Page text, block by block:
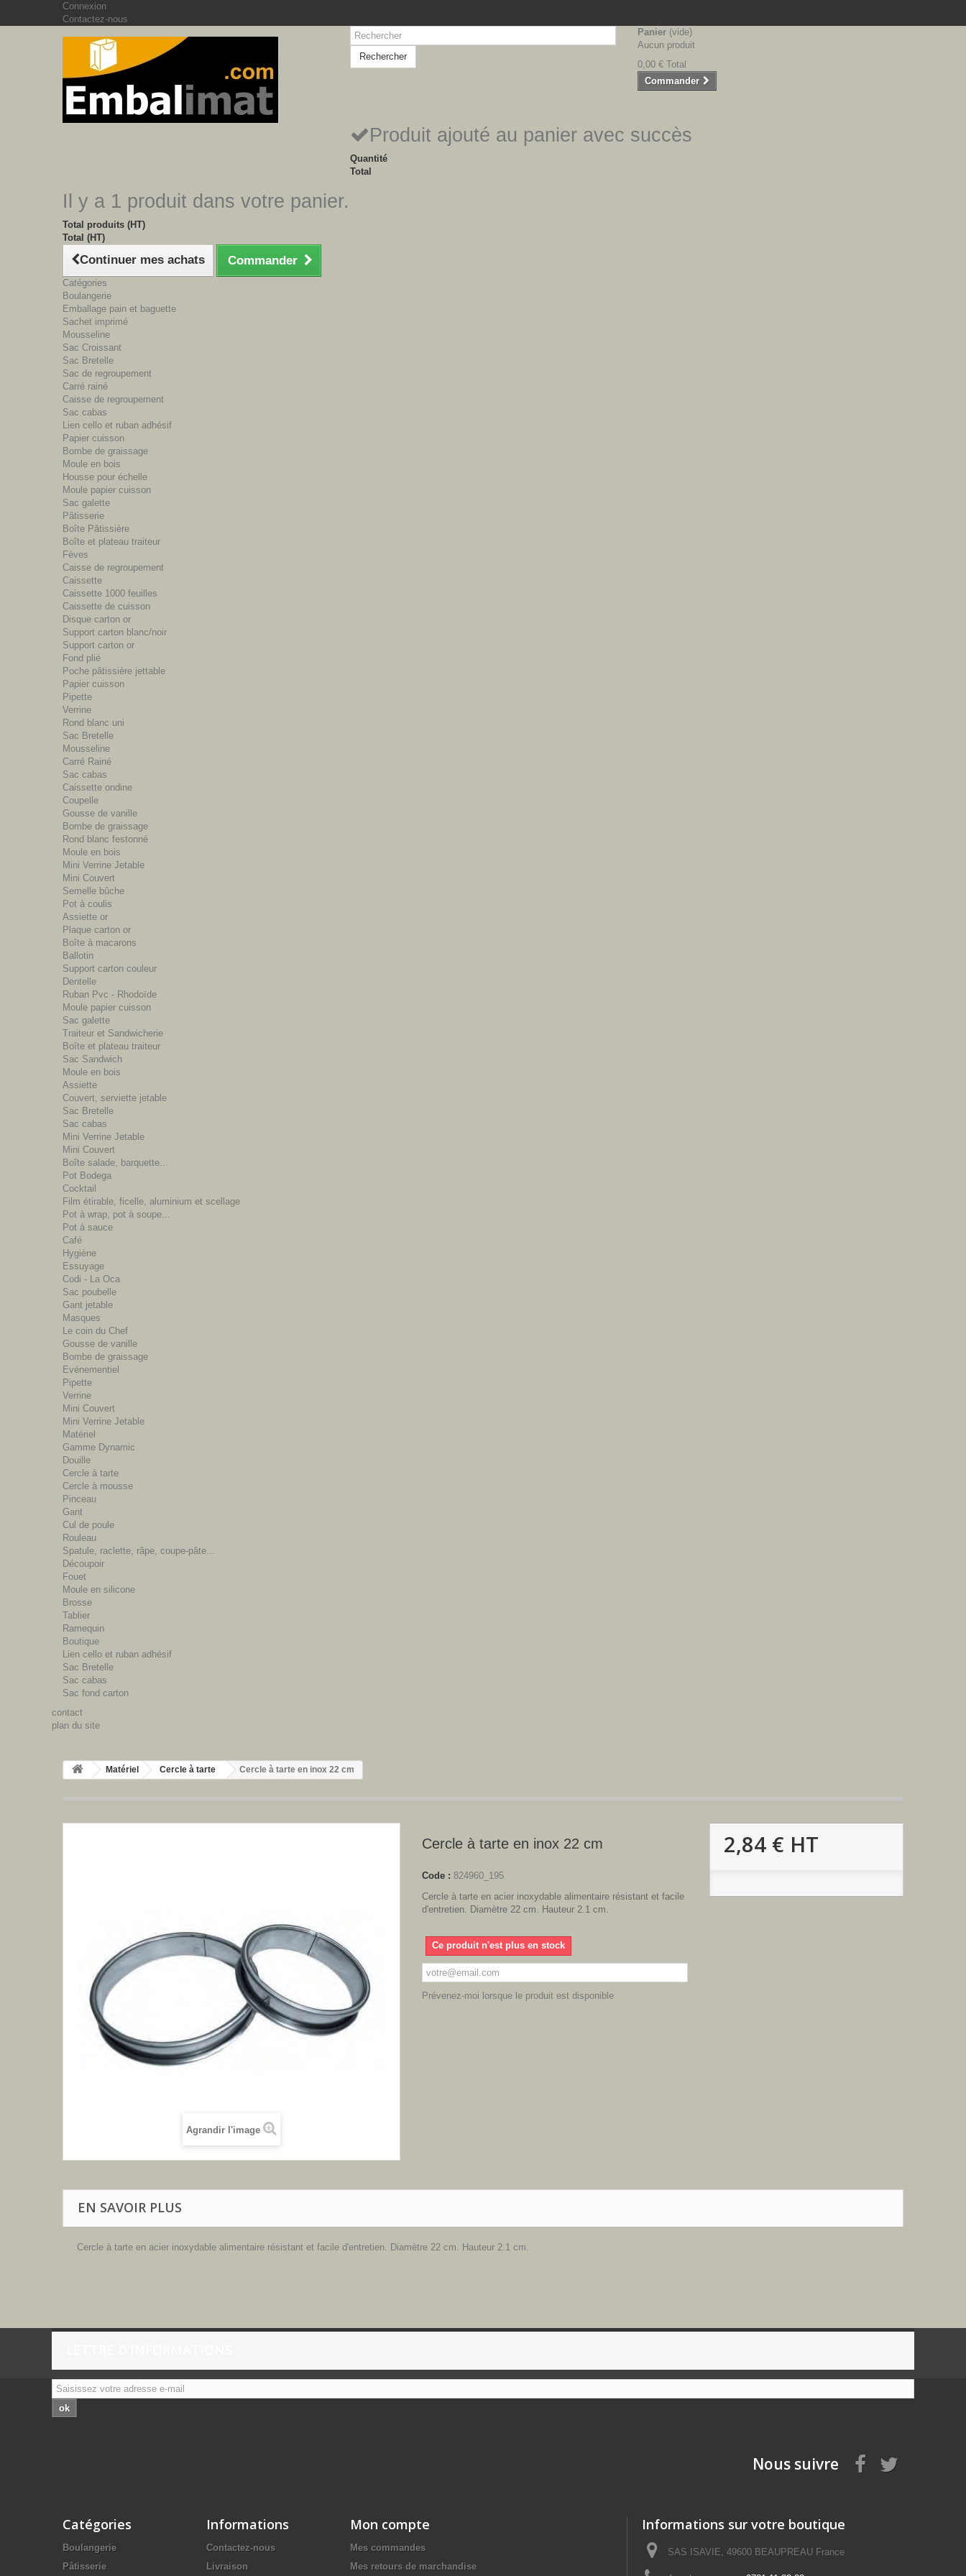
Connexion
Contactez-nous
Rechercher
Panier (vide)
Aucun produit
0,00 € Total
Commander
Produit ajouté au panier avec succès
Quantité
Total
Il y a 1 produit dans votre panier.
Total produits (HT)
Total (HT)
Continuer mes achats Commander
Catégories
Boulangerie
Emballage pain et baguette
Sachet imprimé
Mousseline
Sac Croissant
Sac Bretelle
Sac de regroupement
Carré rainé
Caisse de regroupement
Sac cabas
Lien cello et ruban adhésif
Papier cuisson
Bombe de graissage
Moule en bois
Housse pour échelle
Moule papier cuisson
Sac galette
Pâtisserie
Boîte Pâtissière
Boîte et plateau traiteur
Fèves
Caisse de regroupement
Caissette
Caissette 1000 feuilles
Caissette de cuisson
Disque carton or
Support carton blanc/noir
Support carton or
Fond plié
Poche pâtissière jettable
Papier cuisson
Pipette
Verrine
Rond blanc uni
Sac Bretelle
Mousseline
Carré Rainé
Sac cabas
Caissette ondine
Coupelle
Gousse de vanille
Bombe de graissage
Rond blanc festonné
Moule en bois
Mini Verrine Jetable
Mini Couvert
Semelle bûche
Pot à coulis
Assiette or
Plaque carton or
Boîte à macarons
Ballotin
Support carton couleur
Dentelle
Ruban Pvc - Rhodoïde
Moule papier cuisson
Sac galette
Traiteur et Sandwicherie
Boîte et plateau traiteur
Sac Sandwich
Moule en bois
Assiette
Couvert, serviette jetable
Sac Bretelle
Sac cabas
Mini Verrine Jetable
Mini Couvert
Boîte salade, barquette...
Pot Bodega
Cocktail
Film étirable, ficelle, aluminium et scellage
Pot à wrap, pot à soupe...
Pot à sauce
Café
Hygiène
Essuyage
Codi - La Oca
Sac poubelle
Gant jetable
Masques
Le coin du Chef
Gousse de vanille
Bombe de graissage
Evénementiel
Pipette
Verrine
Mini Couvert
Mini Verrine Jetable
Matériel
Gamme Dynamic
Douille
Cercle à tarte
Cercle à mousse
Pinceau
Gant
Cul de poule
Rouleau
Spatule, raclette, râpe, coupe-pâte...
Découpoir
Fouet
Moule en silicone
Brosse
Tablier
Ramequin
Boutique
Lien cello et ruban adhésif
Sac Bretelle
Sac cabas
Sac fond carton
contact
plan du site
Matériel Cercle à tarte Cercle à tarte en inox 22 cm
Agrandir l'image
Cercle à tarte en inox 22 cm
Code : 824960_195
Cercle à tarte en acier inoxydable alimentaire résistant et facile
d'entretien. Diamètre 22 cm. Hauteur 2.1 cm.
Ce produit n'est plus en stock
Prévenez-moi lorsque le produit est disponible
2,84 € HT
EN SAVOIR PLUS
Cercle à tarte en acier inoxydable alimentaire résistant et facile d'entretien. Diamètre 22 cm. Hauteur 2.1 cm.
ok
Nous suivre
Catégories
Boulangerie
Pâtisserie
Informations
Contactez-nous
Livraison
Mon compte
Mes commandes
Mes retours de marchandise
Informations sur votre boutique
SAS ISAVIE, 49600 BEAUPREAU France